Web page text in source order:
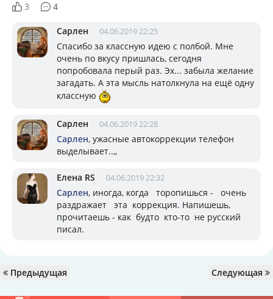
3
4
Сарлен 04.06.2019 22:25
Спасибо за классную идею с полбой. Мне
очень по вкусу пришлась, сегодня
попробовала перый раз. Эх... забыла желание
загадать. А эта мысль натолкнула на ещё одну
классную
Сарлен 04.06.2019 22:28
Сарлен, ужасные автокоррекции телефон
выделывает..,,
Елена RS 04.06.2019 22:32
Сарлен, иногда, когда торопишься - очень
раздражает эта коррекция. Напишешь,
прочитаешь - как будто кто-то не русский
писал.
Предыдущая Следующая